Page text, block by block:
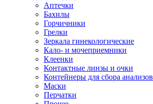
Аптечки
Бахилы
Горчичники
Грелки
Зеркала гинекологические
Кало- и мочеприемники
Клеенки
Контактные линзы и очки
Контейнеры для сбора анализов
Маски
Перчатки